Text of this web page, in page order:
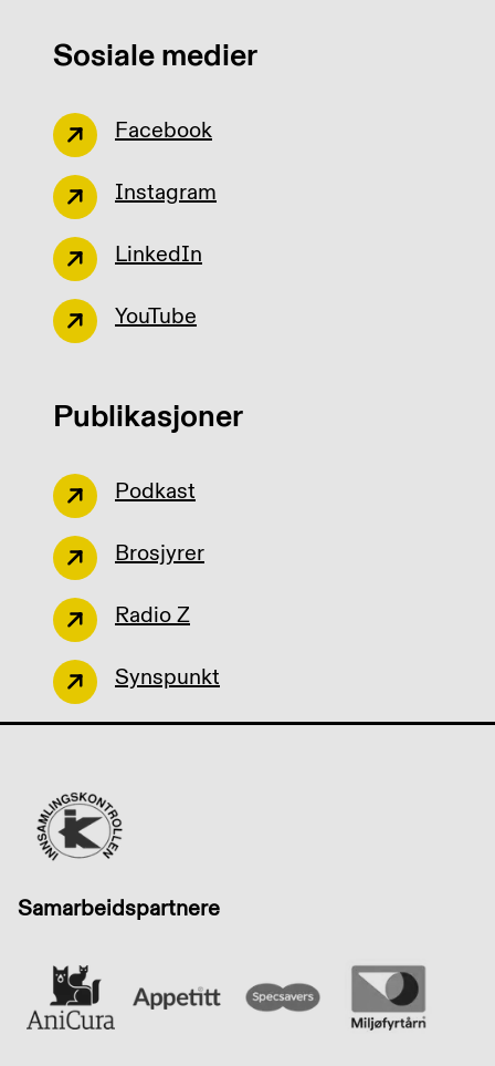
Sosiale medier
Facebook
Instagram
LinkedIn
YouTube
Publikasjoner
Podkast
Brosjyrer
Radio Z
Synspunkt
Samarbeidspartnere